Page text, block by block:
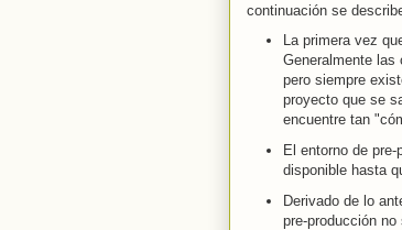
continuación se
La primera vez
Generalmente las
pero siempre
proyecto que se
encuentre tan
El entorno de
disponible hasta
Derivado de lo
pre-producción no